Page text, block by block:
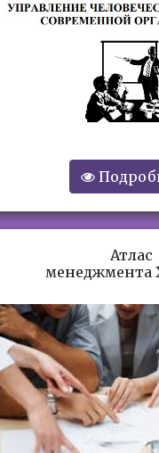
Атлас
менеджмента